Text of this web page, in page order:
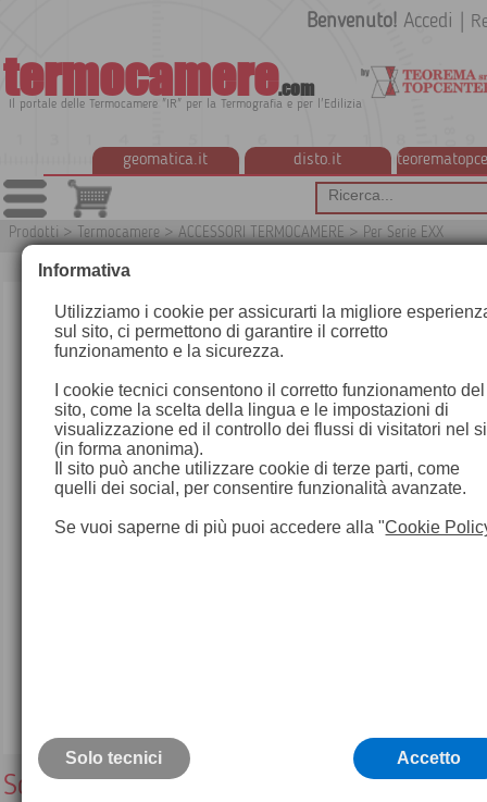
termocamere.com
Il portale delle Termocamere "IR" per la Termografia e per l'Edilizia
geomatica.it disto.it
Benvenuto! Accedi
Prodotti > Termocamere > ACCESSORI TERMOCAMERE > Per Serie EXX
Scheda di memoria 8 GB per EXX, T5XX,
Informativa
Utilizziamo i cookie per assicurarti la migliore
sul sito, ci permettono di garantire il corretto
funzionamento e la sicurezza.
I cookie tecnici consentono il corretto funzionamento del
sito, come la scelta della lingua e le impostazioni di
visualizzazione ed il controllo dei flussi di visitatori nel
(in forma anonima).
Il sito può anche utilizzare cookie di terze parti, come
quelli dei social, per consentire funzionalità avanzate.
Se vuoi saperne di più puoi accedere alla "Cookie
Solo tecnici Accetto